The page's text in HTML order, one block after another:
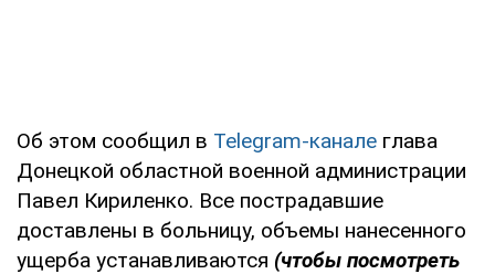
Об этом сообщил в Telegram-канале глава
Донецкой областной военной администрации
Павел Кириленко. Все пострадавшие
доставлены в больницу, объемы нанесенного
ущерба устанавливаются (чтобы посмотреть